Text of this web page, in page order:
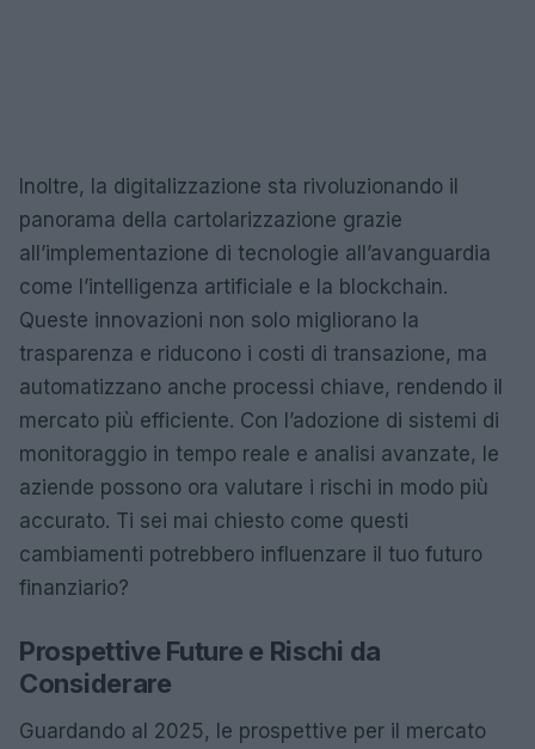
Inoltre, la digitalizzazione sta rivoluzionando il
panorama della cartolarizzazione grazie
all’implementazione di tecnologie all’avanguardia
come l’intelligenza artificiale e la blockchain.
Queste innovazioni non solo migliorano la
trasparenza e riducono i costi di transazione, ma
automatizzano anche processi chiave, rendendo il
mercato più efficiente. Con l’adozione di sistemi di
monitoraggio in tempo reale e analisi avanzate, le
aziende possono ora valutare i rischi in modo più
accurato. Ti sei mai chiesto come questi
cambiamenti potrebbero influenzare il tuo futuro
finanziario?
Prospettive Future e Rischi da
Considerare
Guardando al 2025, le prospettive per il mercato